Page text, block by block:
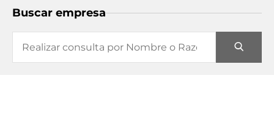
Buscar empresa